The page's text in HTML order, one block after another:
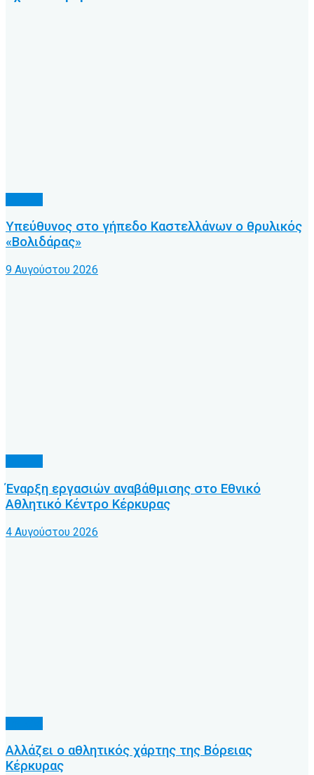
Υπεύθυνος στο γήπεδο Καστελλάνων ο θρυλικός
«Βολιδάρας»
9 Αυγούστου 2026
Έναρξη εργασιών αναβάθμισης στο Εθνικό
Αθλητικό Κέντρο Κέρκυρας
4 Αυγούστου 2026
Αλλάζει ο αθλητικός χάρτης της Βόρειας
Κέρκυρας